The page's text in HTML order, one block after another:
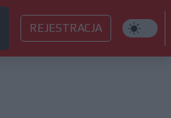
REJESTRACJA